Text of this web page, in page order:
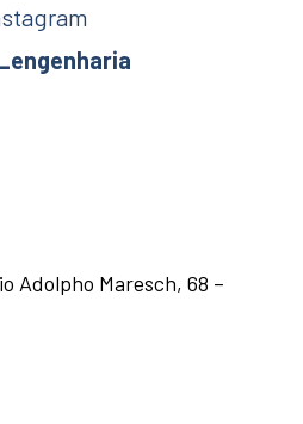
Adolpho Maresch, 68 –